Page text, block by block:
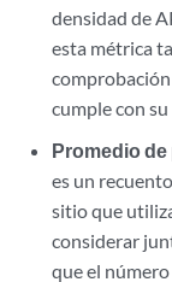
densidad de
esta métrica
cumple con
Promedio
es un
sitio que
considerar
que el